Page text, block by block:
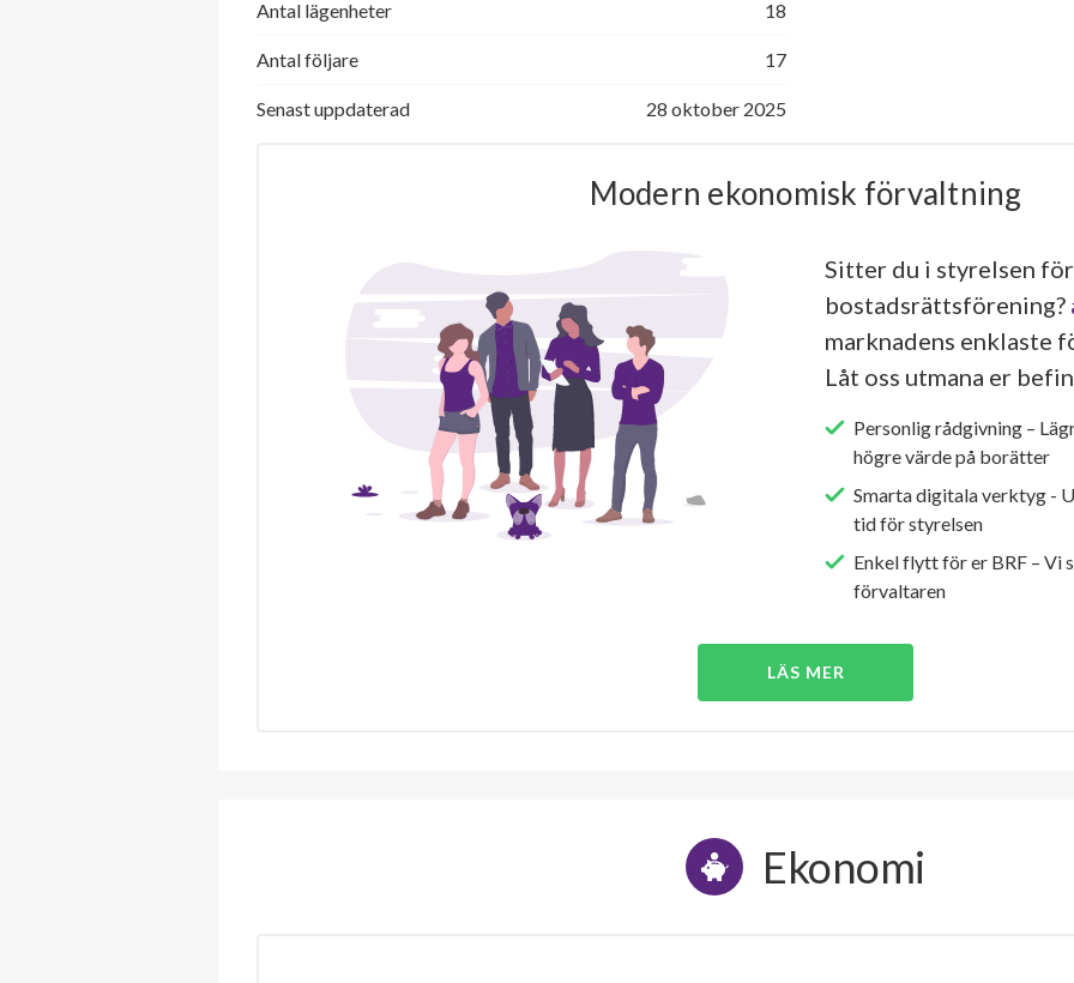
Antal lägenheter 18
Antal följare 17
Senast uppdaterad 28 oktober 2025
Modern ekonomisk förvaltning
Sitter du i styrelsen
bostadsrättsförening?
marknadens enklaste
Låt oss utmana er
Personlig rådgivning –
högre värde på borätter
Smarta digitala verktyg -
tid för styrelsen
Enkel flytt för er BRF – Vi
förvaltaren
LÄS MER
Ekonomi